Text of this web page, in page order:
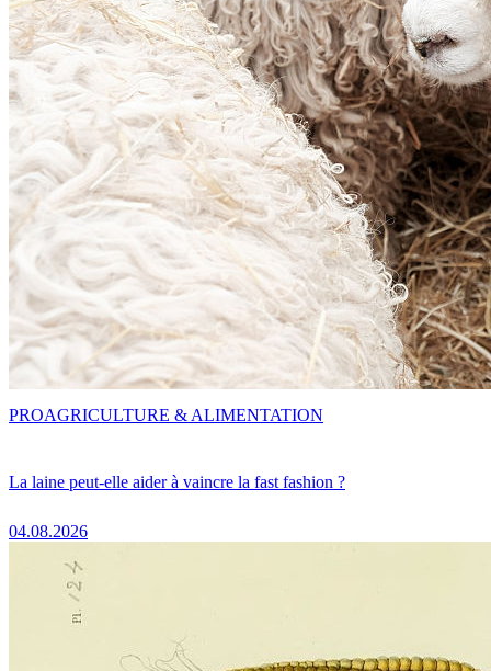
La laine peut-elle aider à vaincre la fast fashion ?
04.08.2026
PROAGRICULTURE & ALIMENTATION